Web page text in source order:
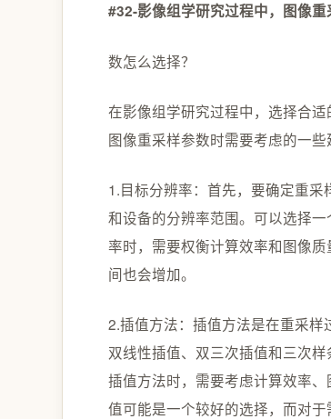
#32-影像组学研究过程中，图像重
数怎么选择？
在影像组学研究过程中，选择合
图像重采样参数时需要考虑的一些
1.目标分辨率：首先，要确定重
和设备的分辨率范围。可以选择
率时，需要权衡计算效率和图像
间也会增加。
2.插值方法：插值方法是在重采样
双线性插值、双三次插值和三次
插值方法时，需要考虑计算效率
值可能是一个较好的选择，而对